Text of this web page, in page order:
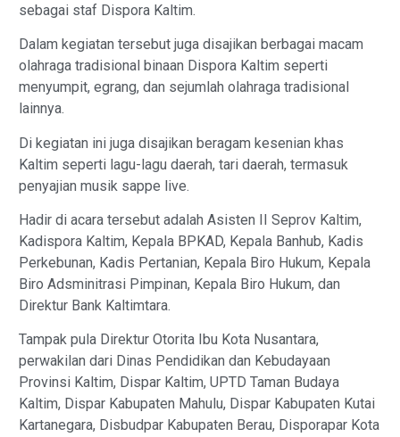
sebagai staf Dispora Kaltim.
Dalam kegiatan tersebut juga disajikan berbagai macam
olahraga tradisional binaan Dispora Kaltim seperti
menyumpit, egrang, dan sejumlah olahraga tradisional
lainnya.
Di kegiatan ini juga disajikan beragam kesenian khas
Kaltim seperti lagu-lagu daerah, tari daerah, termasuk
penyajian musik sappe live.
Hadir di acara tersebut adalah Asisten II Seprov Kaltim,
Kadispora Kaltim, Kepala BPKAD, Kepala Banhub, Kadis
Perkebunan, Kadis Pertanian, Kepala Biro Hukum, Kepala
Biro Adsminitrasi Pimpinan, Kepala Biro Hukum, dan
Direktur Bank Kaltimtara.
Tampak pula Direktur Otorita Ibu Kota Nusantara,
perwakilan dari Dinas Pendidikan dan Kebudayaan
Provinsi Kaltim, Dispar Kaltim, UPTD Taman Budaya
Kaltim, Dispar Kabupaten Mahulu, Dispar Kabupaten Kutai
Kartanegara, Disbudpar Kabupaten Berau, Disporapar Kota